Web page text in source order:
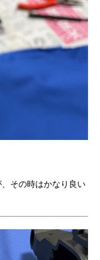
その時はかなり良い